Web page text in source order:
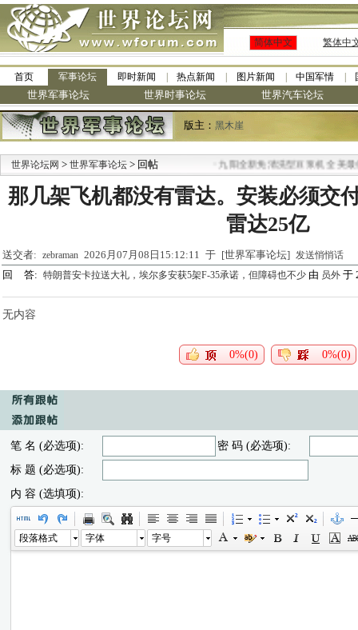
简体中文 繁体中
首页 军事论坛 即时新闻 热点新闻 图片新闻 中国军情
世界军事论坛 世界时事论坛 世界汽车论坛
版主： 黑木崖
世界论坛网 > 世界军事论坛 > 回帖 九阳全新免清洗型豆浆机 全美最低
那几架飞机都没有雷达。安装必须交
雷达25亿
送交者: zebraman 2026月07月08日15:12:11 于 [世界军事论坛] 发送悄悄话
回 答: 特朗普安卡拉送大礼，埃尔多安获5架F-35承诺，但障碍也不少 由 员外 于
无内容
0%(0) 0%(0)
笔 名 (必选项):
密 码 (必选项):
标 题 (必选项):
内 容 (选填项):
段落格式 字体 字号